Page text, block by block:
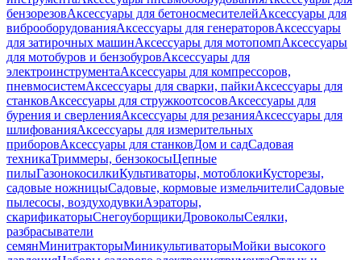
бензорезовАксессуары для бетоносмесителейАксессуары для
виброоборудованияАксессуары для генераторовАксессуары
для затирочных машинАксессуары для мотопомпАксессуары
для мотобуров и бензобуровАксессуары для
электроинструментаАксессуары для компрессоров,
пневмосистемАксессуары для сварки, пайкиАксессуары для
станковАксессуары для стружкоотсосовАксессуары для
бурения и сверленияАксессуары для резанияАксессуары для
шлифованияАксессуары для измерительных
приборовАксессуары для станковДом и садСадовая
техникаТриммеры, бензокосыЦепные
пилыГазонокосилкиКультиваторы, мотоблокиКусторезы,
садовые ножницыСадовые, кормовые измельчителиСадовые
пылесосы, воздуходувкиАэраторы,
скарификаторыСнегоуборщикиДровоколыСеялки,
разбрасыватели
семянМинитракторыМиникультиваторыМойки высокого